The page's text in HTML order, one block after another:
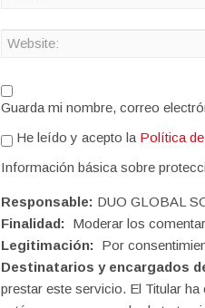
Guarda mi nombre, correo
He leído y acepto la Política
Información básica sobre
Responsable: DUO GLOBAL
Finalidad: Moderar los
Legitimación: Por
Destinatarios y encargados
prestar este servicio. El Titular